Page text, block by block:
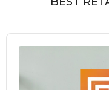
Audio
Player